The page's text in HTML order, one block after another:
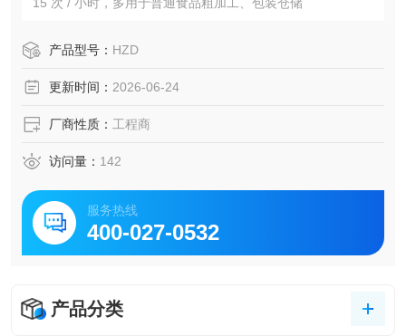
产品型号： HZD
更新时间： 2026-06-24
厂商性质： 工程商
访问量： 142
服务热线
400-027-0532
产品分类